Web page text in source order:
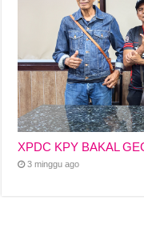
XPDC KPY BAKAL
3 minggu ago